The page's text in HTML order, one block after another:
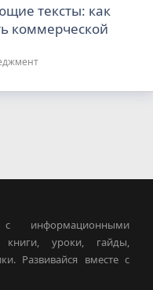
тексты: как
коммерческой
почта
с информационными
книги, уроки, гайды,
Развивайся вместе с